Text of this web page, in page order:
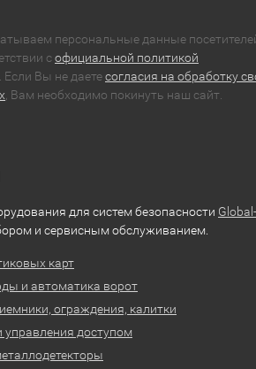
персональные данные
софициальной политикой
. Если Вы не даетесогласия на обработку
, Вам необходимо покинуть наш сайт.
для систем безопасности Global-
и сервисным обслуживанием.
карт
и автоматика ворот
ограждения, калитки
управления доступом